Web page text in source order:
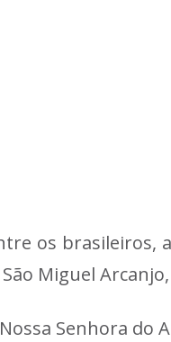
os brasileiros,
São Miguel
Senhora do